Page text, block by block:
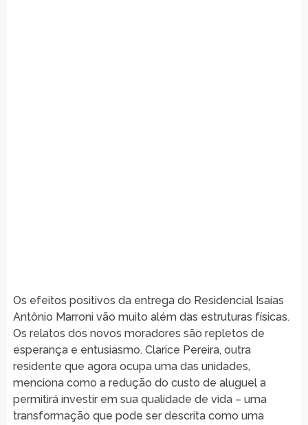
Os efeitos positivos da entrega do Residencial Isaías
Antônio Marroni vão muito além das estruturas físicas.
Os relatos dos novos moradores são repletos de
esperança e entusiasmo. Clarice Pereira, outra
residente que agora ocupa uma das unidades,
menciona como a redução do custo de aluguel a
permitirá investir em sua qualidade de vida – uma
transformação que pode ser descrita como uma